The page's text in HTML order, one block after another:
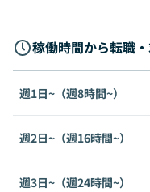
稼働時間から転職
週1日~（週8時間~）
週2日~（週16時間~）
週3日~（週24時間~）